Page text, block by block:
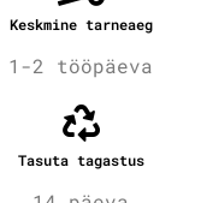
Keskmine tarneaeg
1-2 tööpäeva
Tasuta tagastus